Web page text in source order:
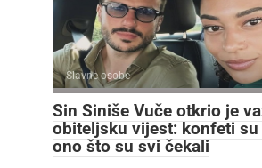
Slavne osobe
Sin Siniše Vuče otkrio je
obiteljsku vijest: konfeti
ono što su svi čekali